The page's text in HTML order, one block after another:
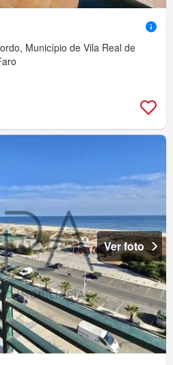
Município de Vila Real de
Ver foto